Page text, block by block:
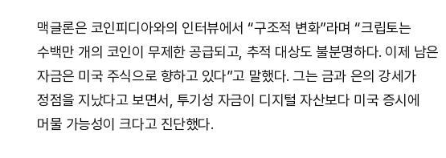
맥글론은 코인피디아와의 인터뷰에서 “구조적 변화”라며 “크립토는
수백만 개의 코인이 무제한 공급되고, 추적 대상도 불분명하다. 이제 남은
자금은 미국 주식으로 향하고 있다”고 말했다. 그는 금과 은의 강세가
정점을 지났다고 보면서, 투기성 자금이 디지털 자산보다 미국 증시에
머물 가능성이 크다고 진단했다.